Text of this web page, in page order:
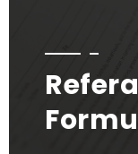
Formu